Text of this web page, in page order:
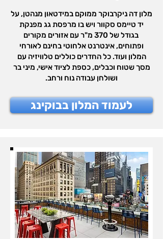
מלון דה ניקרבוקר ממוקם במידטאון מנהטן, על
יד טיימס סקוור ויש בו מרפסת גג מפנקת
בגודל של 370 מ"ר עם אזורים מקורים
ופתוחים, אינטרנט אלחוטי בחינם לאורחי
המלון ועוד. כל החדרים כוללים טלוויזיה עם
מסך שטוח וכבלים, כספת לציוד אישי, מיני בר
ושולחן עבודה נוח ורחב.
לעמוד המלון בבוקינג